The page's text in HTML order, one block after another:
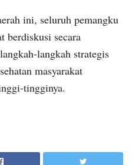
ini, seluruh pemangku
berdiskusi secara
langkah strategis
masyarakat
tingginya.